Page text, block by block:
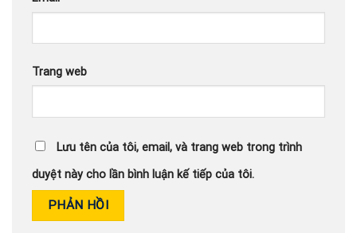
Trang web
Lưu tên của tôi, email, và trang web trong trình
duyệt này cho lần bình luận kế tiếp của tôi.